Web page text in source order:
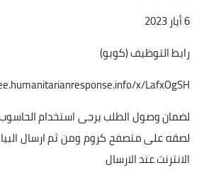
6 أيار 2023
رابط التوظيف (كوبو)
x/LafxOgSH
لضمان وصول الطلب يرجى استخدام الحاسوب
لصقه على متصفح كروم ومن ثم ارسال
الانترنت عند الارسال